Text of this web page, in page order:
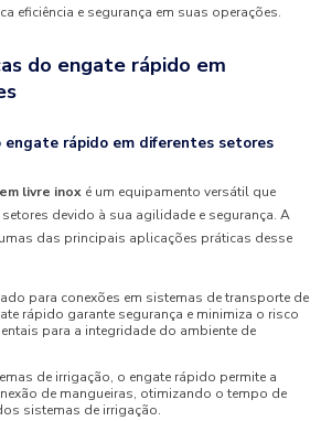
eficiência e segurança em suas operações.
do engate rápido em
engate rápido em diferentes setores
livre inox é um equipamento versátil que
devido à sua agilidade e segurança. A
das principais aplicações práticas desse
para conexões em sistemas de transporte de
rápido garante segurança e minimiza o risco
para a integridade do ambiente de
de irrigação, o engate rápido permite a
de mangueiras, otimizando o tempo de
sistemas de irrigação.